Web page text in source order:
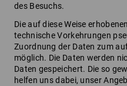
des Besuchs.
Die auf diese Weise
technische Vorkehrungen
Zuordnung der Daten zum
möglich. Die Daten werden
Daten gespeichert. Die so
helfen uns dabei, unser